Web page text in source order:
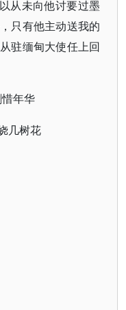
从未向他讨要过墨
只有他主动送我的
驻缅甸大使任上回
年华
几树花